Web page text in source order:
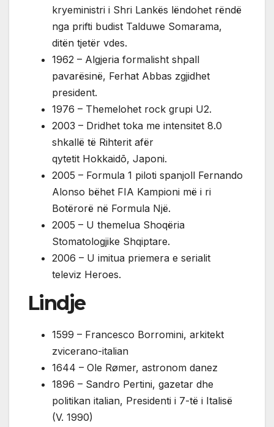
kryeministri i Shri Lankës lëndohet rëndë
nga prifti budist Talduwe Somarama,
ditën tjetër vdes.
1962 – Algjeria formalisht shpall
pavarësinë, Ferhat Abbas zgjidhet
president.
1976 – Themelohet rock grupi U2.
2003 – Dridhet toka me intensitet 8.0
shkallë të Rihterit afër
qytetit Hokkaidō, Japoni.
2005 – Formula 1 piloti spanjoll Fernando
Alonso bëhet FIA Kampioni më i ri
Botërorë në Formula Një.
2005 – U themelua Shoqëria
Stomatologjike Shqiptare.
2006 – U imitua priemera e serialit
televiz Heroes.
Lindje
1599 – Francesco Borromini, arkitekt
zvicerano-italian
1644 – Ole Rømer, astronom danez
1896 – Sandro Pertini, gazetar dhe
politikan italian, Presidenti i 7-të i Italisë
(V. 1990)